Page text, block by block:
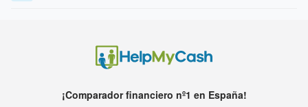
¡Comparador financiero nº1 en España!